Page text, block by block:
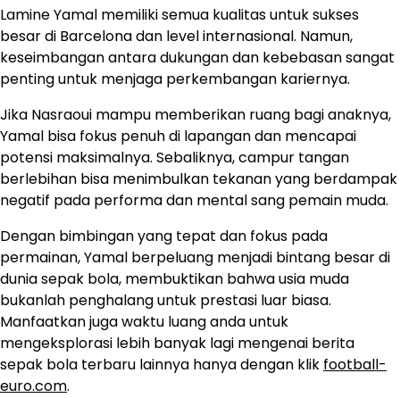
Lamine Yamal memiliki semua kualitas untuk sukses
besar di Barcelona dan level internasional. Namun,
keseimbangan antara dukungan dan kebebasan sangat
penting untuk menjaga perkembangan kariernya.
Jika Nasraoui mampu memberikan ruang bagi anaknya,
Yamal bisa fokus penuh di lapangan dan mencapai
potensi maksimalnya. Sebaliknya, campur tangan
berlebihan bisa menimbulkan tekanan yang berdampak
negatif pada performa dan mental sang pemain muda.
Dengan bimbingan yang tepat dan fokus pada
permainan, Yamal berpeluang menjadi bintang besar di
dunia sepak bola, membuktikan bahwa usia muda
bukanlah penghalang untuk prestasi luar biasa.
Manfaatkan juga waktu luang anda untuk
mengeksplorasi lebih banyak lagi mengenai berita
sepak bola terbaru lainnya hanya dengan klik football-
euro.com.